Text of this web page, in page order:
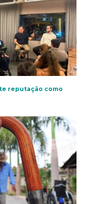
reputação como